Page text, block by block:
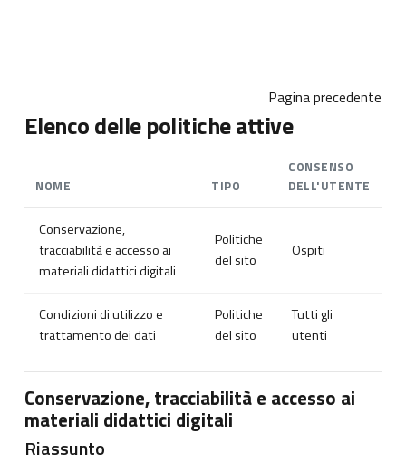
Pagina precedente
Elenco delle politiche attive
NOME TIPO
CONSENSO
DELL'UTENTE
Conservazione,
tracciabilità e accesso ai
materiali didattici digitali
Politiche
del sito
Ospiti
Condizioni di utilizzo e
trattamento dei dati
Politiche
del sito
Tutti gli
utenti
Conservazione, tracciabilità e accesso ai
materiali didattici digitali
Riassunto